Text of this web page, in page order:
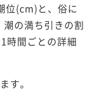
位(cm)と、俗に
潮の満ち引きの割
時間ごとの詳細
す。